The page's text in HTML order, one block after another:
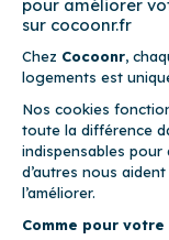
location–CGU –